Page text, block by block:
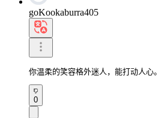
goKookaburra405
你温柔的笑容格外迷人，能打动人心。
0